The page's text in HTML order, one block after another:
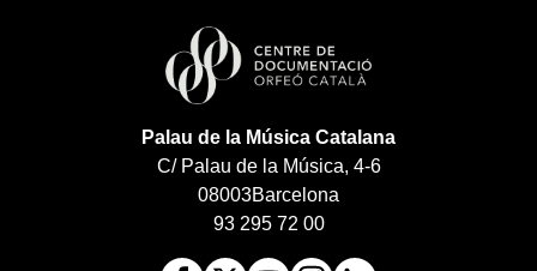
Palau de la Música Catalana
C/ Palau de la Música, 4-6
08003Barcelona
93 295 72 00